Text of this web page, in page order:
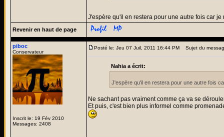
J'espère qu'il en restera pour une autre fois car
Revenir en haut de page
piboc
Conservateur
Inscrit le: 19 Fév 2010
Messages: 2408
Posté le: Jeu 07 Juil, 2011 16:44 PM Sujet du
Nahia a écrit:
J'espère qu'il en restera pour une autre fois
Ne sachant pas vraiment comme ça va se
Et puis, c'est bien plus informel comme